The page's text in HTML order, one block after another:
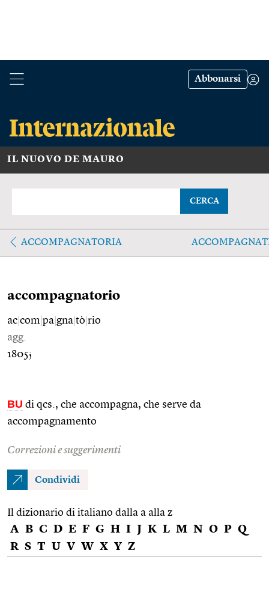
Abbonarsi
IL NUOVO DE MAURO
CERCA
ACCOMPAGNATORIA
accompagnatorio
ac com pa gna tò rio
agg.
1805;
BU di qcs., che accompagna, che serve da
accompagnamento
Correzioni e suggerimenti
Condividi
Il dizionario di italiano dalla a alla z
A B C D E F G H I J K L M N O P Q
R S T U V W X Y Z